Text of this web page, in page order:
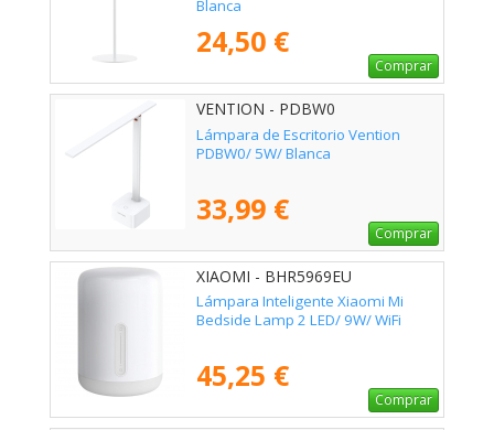
Blanca
24,50 €
Comprar
VENTION - PDBW0
Lámpara de Escritorio Vention
PDBW0/ 5W/ Blanca
33,99 €
Comprar
XIAOMI - BHR5969EU
Lámpara Inteligente Xiaomi Mi
Bedside Lamp 2 LED/ 9W/ WiFi
45,25 €
Comprar